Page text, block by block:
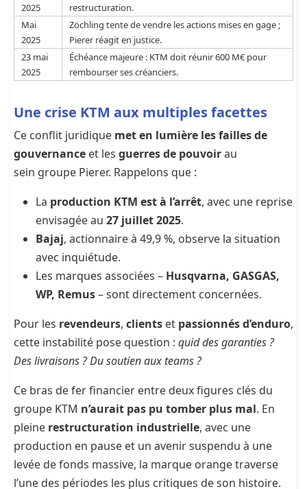
2025
restructuration.
Mai
2025
Zöchling tente de vendre les actions mises en gage ;
Pierer réagit en justice.
23 mai
2025
Échéance majeure : KTM doit réunir 600 M€ pour
rembourser ses créanciers.
Une crise KTM aux multiples facettes
Ce conflit juridique met en lumière les failles de
gouvernance et les guerres de pouvoirau
sein groupe Pierer. Rappelons que :
La production KTM est à l’arrêt, avec une reprise
envisagée au 27 juillet 2025.
Bajaj, actionnaire à 49,9 %, observe la situation
avec inquiétude.
Les marques associées – Husqvarna, GASGAS,
WP, Remus– sont directement concernées.
Pour les revendeurs, clients et passionnés d’enduro,
cette instabilité pose question : quid des garanties ?
Des livraisons ? Du soutien aux teams ?
Ce bras de fer financier entre deux figures clés du
groupe KTM n’aurait pas pu tomber plus mal. En
pleine restructuration industrielle, avec une
production en pause et un avenir suspendu à une
levée de fonds massive, la marque orange traverse
l’une des périodes les plus critiques de son histoire.